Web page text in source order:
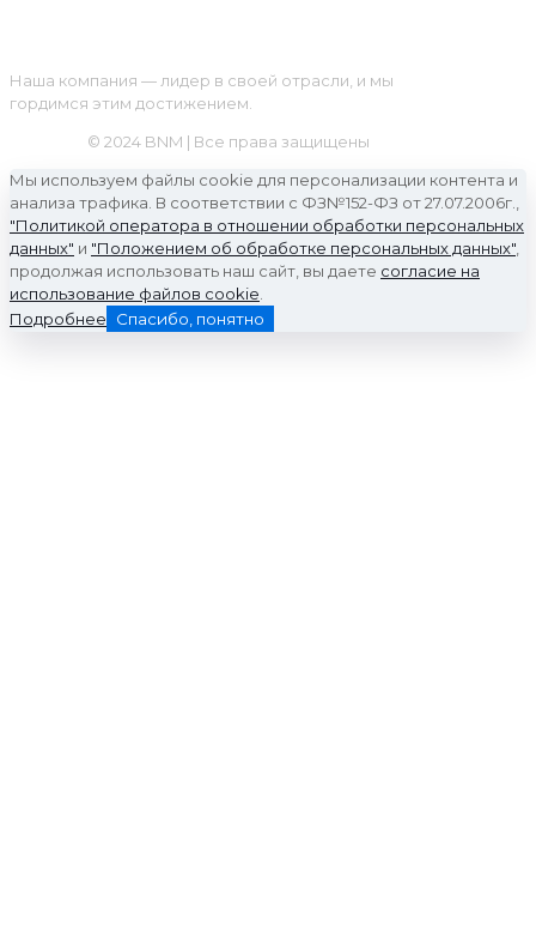
Наша компания — лидер в своей отрасли, и мы
гордимся этим достижением.
© 2024 BNM | Все права защищены
Мы используем файлы cookie для персонализации контента и
анализа трафика. В соответствии с ФЗ№152-ФЗ от 27.07.2006г.,
"Политикой оператора в отношении обработки персональных
данных" и "Положением об обработке персональных данных"
продолжая использовать наш сайт, вы даете согласие на
использование файлов cookie
Подробнее
Спасибо, понятно